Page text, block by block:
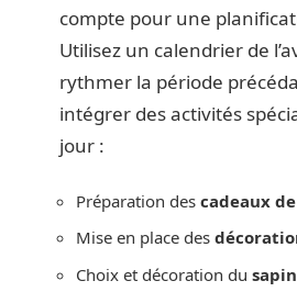
compte pour une
Utilisez un calendrier de
rythmer la période
intégrer des activités
jour :
Préparation des cadeaux
Mise en place des
Choix et décoration du